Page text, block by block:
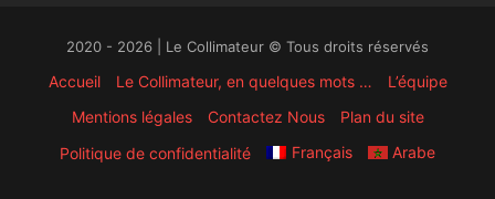
2020 - 2026 | Le Collimateur © Tous droits réservés
Accueil Le Collimateur, en quelques mots …
L’équipe
Mentions légales
Contactez Nous
Plan du site
Politique de confidentialité
Français Arabe